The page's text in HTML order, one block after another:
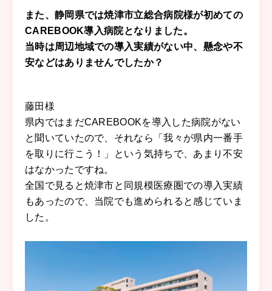
また、静岡県では焼津市立総合病院様が初めての
CAREBOOK導入病院となりました。
当時は周辺地域での導入実績がない中、懸念や不
安などはありませんでしたか？
藤田 様
県内ではまだCAREBOOKを導入した病院がない
と聞いていたので、それなら「我々が県内一番手
を取りに行こう！」という気持ちで、あまり不安
はなかったですね。
全国で見ると焼津市と同規模医療圏での導入実績
もあったので、当院でも進められると感じていま
した。